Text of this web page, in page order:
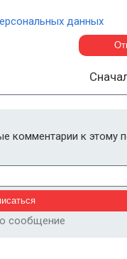
данных
комментарии к этому
сообщение